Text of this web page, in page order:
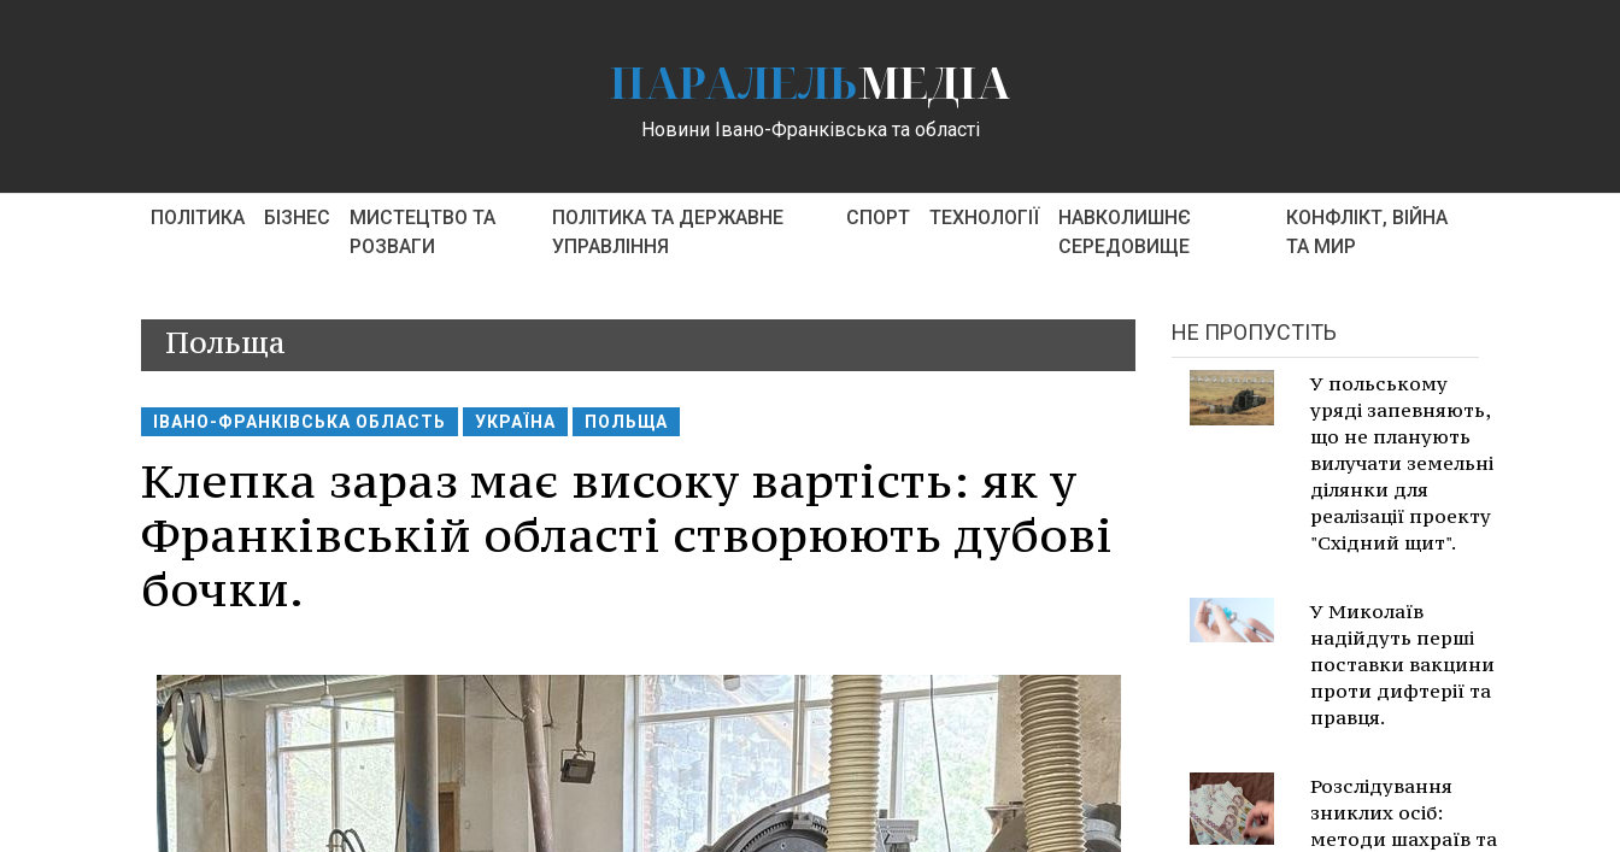
ПАРАЛЕЛЬМЕДІА
Новини Івано-Франківська та області
ПОЛІТИКА БІЗНЕС
МИСТЕЦТВО ТА
РОЗВАГИ
ПОЛІТИКА ТА ДЕРЖАВНЕ
УПРАВЛІННЯ
СПОРТ ТЕХНОЛОГІЇ
НАВКОЛИШНЄ
СЕРЕДОВИЩЕ
КОНФЛІКТ, ВІЙНА
ТА МИР
Польща
ІВАНО-ФРАНКІВСЬКА ОБЛАСТЬ УКРАЇНА ПОЛЬЩА
Клепка зараз має високу вартість: як у
Франківській області створюють дубові
бочки.
НЕ ПРОПУСТІТЬ
У польському
уряді запевняють,
що не планують
вилучати земельні
ділянки для
реалізації проекту
"Східний щит".
У Миколаїв
надійдуть перші
поставки вакцини
проти дифтерії та
правця.
Розслідування
зниклих осіб:
методи шахраїв та